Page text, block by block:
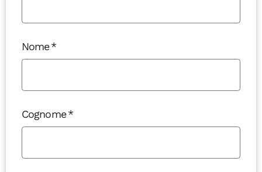
Nome
Cognome